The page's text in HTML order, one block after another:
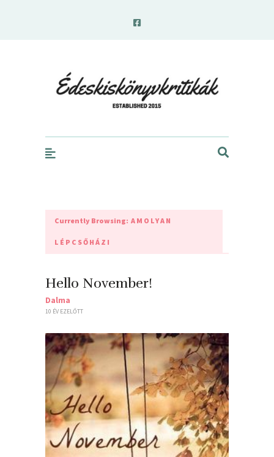
Currently Browsing: AMOLYAN
LÉPCSŐHÁZI
Hello November!
Dalma
10 ÉV EZELŐTT